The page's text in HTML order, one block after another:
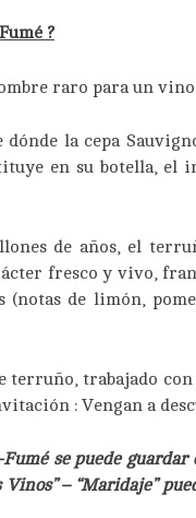
?
raro para un vino
la cepa
en su botella, el
de años, el
fresco y vivo,
(notas de limón,
terruño, trabajado
: Vengan a
se puede guardar
Vinos” – “Maridaje”